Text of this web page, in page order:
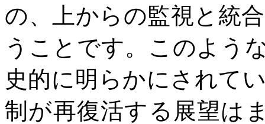
の、上からの監視と統
うことです。このよう
史的に明らかにされて
制が再復活する展望は